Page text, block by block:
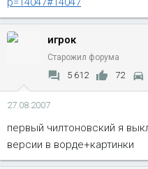
игрок
Старожил форума
5 612 72
27.08.2007
первый чилтоновский я
версии в ворде+картинки